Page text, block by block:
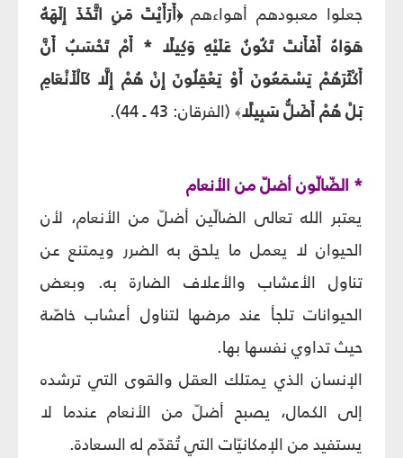
جعلوا معبودهم أهواءهم ﴿أَرَأَيْتَ مَنِ اتَّخَذَ إِلَهَهُ
هَوَاهُ أَفَأَنتَ تَكُونُ عَلَيْهِ وَكِيلًا * أَمْ تَحْسَبُ أَنَّ
أَكْثَرَهُمْ يَسْمَعُونَ أَوْ يَعْقِلُونَ إِنْ هُمْ إِلَّا كَالْأَنْعَامِ
بَلْ هُمْ أَضَلُّ سَبِيلًا﴾ (الفرقان: 43 ـ 44).
* الضّالّون أضلّ من الأنعام
يعتبر الله تعالى الضالّين أضلّ من الأنعام، لأن
الحيوان لا يعمل ما يلحق به الضرر ويمتنع عن
تناول الأعشاب والأعلاف الضارة به. وبعض
الحيوانات تلجأ عند مرضها لتناول أعشاب خاصّة
حيث تداوي نفسها بها.
الإنسان الذي يمتلك العقل والقوى التي ترشده
إلى الكمال، يصبح أضلّ من الأنعام عندما لا
يستفيد من الإمكانيّات التي تُقدّم له السعادة.